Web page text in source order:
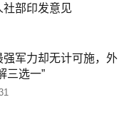
部印发意见
军力却无计可施，外
三选一”